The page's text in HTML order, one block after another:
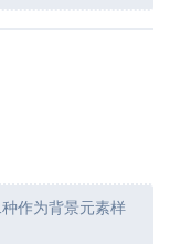
作为背景元素样